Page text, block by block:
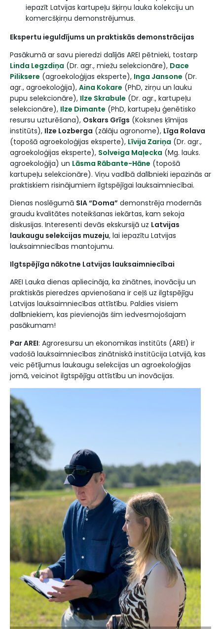
iepazīt Latvijas kartupeļu šķirņu lauka kolekciju un
komercšķirņu demonstrējumus.
Ekspertu ieguldījums un praktiskās demonstrācijas
Pasākumā ar savu pieredzi dalījās AREI pētnieki, tostarp
Linda Legzdiņa (Dr. agr., miežu selekcionāre), Dace
Piliksere (agroekoloģijas eksperte), Inga Jansone (Dr.
agr., agroekoloģija), Aina Kokare (PhD, zirņu un lauku
pupu selekcionāre), Ilze Skrabule (Dr. agr., kartupeļu
selekcionāre), Ilze Dimante (PhD, kartupeļu ģenētisko
resursu uzturēšana), Oskars Grīgs (Koksnes ķīmijas
institūts), Ilze Lozberga (zālāju agronome), Līga Rolava
(topošā agroekoloģijas eksperte), Līvija Zariņa (Dr. agr.,
agroekoloģijas eksperte), Solveiga Maļecka (Mg. lauks.
agroekoloģija) un Lāsma Rābante-Hāne (topošā
kartupeļu selekcionāre). Viņu vadībā dalībnieki iepazinās ar
praktiskiem risinājumiem ilgtspējīgai lauksaimniecībai.
Dienas noslēgumā SIA “Doma” demonstrēja modernās
graudu kvalitātes noteikšanas iekārtas, kam sekoja
diskusijas. Interesenti devās ekskursijā uz Latvijas
laukaugu selekcijas muzeju, lai iepazītu Latvijas
lauksaimniecības mantojumu.
Ilgtspējīga nākotne Latvijas lauksaimniecībai
AREI Lauka dienas apliecināja, ka zinātnes, inovāciju un
praktiskās pieredzes apvienošana ir ceļš uz ilgtspējīgu
Latvijas lauksaimniecības attīstību. Paldies visiem
dalībniekiem, kas pievienojās šim iedvesmojošajam
pasākumam!
Par AREI: Agroresursu un ekonomikas institūts (AREI) ir
vadošā lauksaimniecības zinātniskā institūcija Latvijā, kas
veic pētījumus laukaugu selekcijas un agroekoloģijas
jomā, veicinot ilgtspējīgu attīstību un inovācijas.